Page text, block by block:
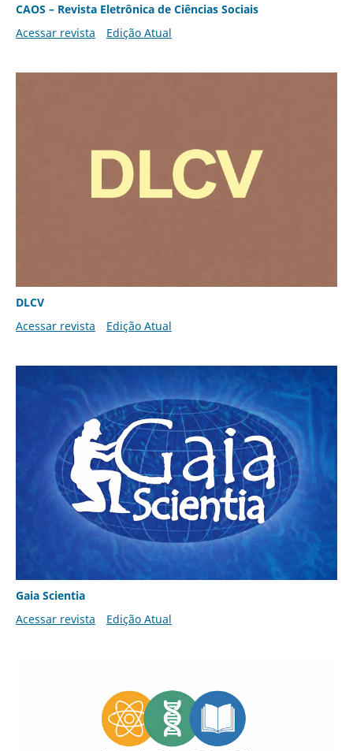
CAOS – Revista Eletrônica de Ciências Sociais
Acessar revista
Edição Atual
DLCV
Acessar revista
Edição Atual
Gaia Scientia
Acessar revista
Edição Atual